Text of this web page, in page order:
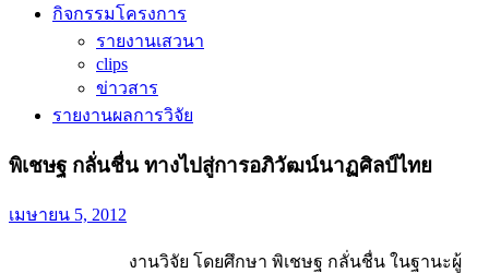
กิจกรรมโครงการ
รายงานเสวนา
clips
ข่าวสาร
รายงานผลการวิจัย
พิเชษฐ กลั่นชื่น ทางไปสู่การอภิวัฒน์นาฏศิลป์ไทย
เมษายน 5, 2012
งานวิจัย โดยศึกษา พิเชษฐ กลั่นชื่น ในฐานะผู้